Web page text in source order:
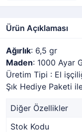
Ürün Açıklaması
Ağırlık: 6,5 gr
Maden: 1000 Ayar
Üretim Tipi : El
Şık Hediye Paketi
Diğer Özellikler
Stok Kodu